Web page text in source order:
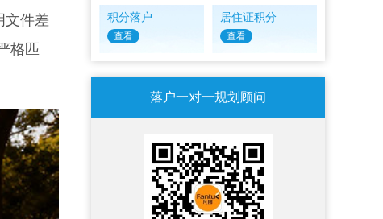
文件差
格匹
积分落户
查看
居住证积分
查看
落户一对一规划顾问